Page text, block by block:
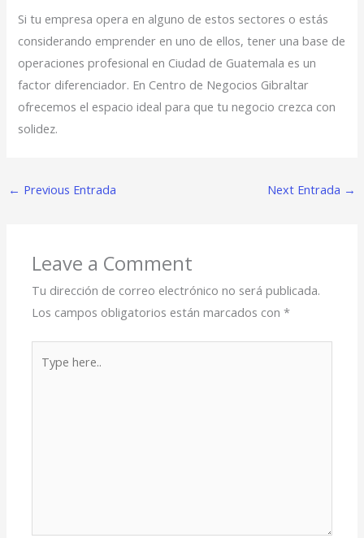
Si tu empresa opera en alguno de estos sectores o estás
considerando emprender en uno de ellos, tener una base de
operaciones profesional en Ciudad de Guatemala es un
factor diferenciador. En Centro de Negocios Gibraltar
ofrecemos el espacio ideal para que tu negocio crezca con
solidez.
← Previous Entrada Next Entrada →
Leave a Comment
Tu dirección de correo electrónico no será publicada.
Los campos obligatorios están marcados con*
here..